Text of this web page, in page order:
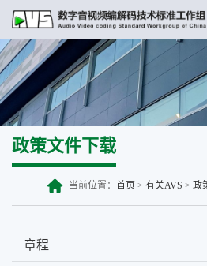
政策文件下载
当前位置： 首页 > 有关AVS > 政
章程